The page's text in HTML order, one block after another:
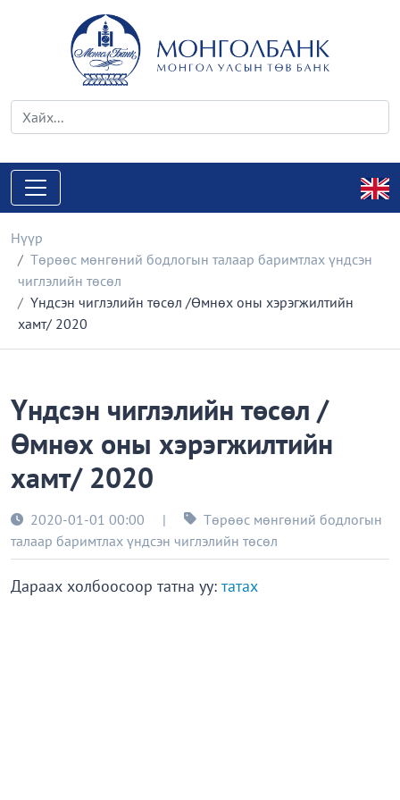
Нүүр
Төрөөс мөнгөний бодлогын талаар баримтлах үндсэн
чиглэлийн төсөл
Үндсэн чиглэлийн төсөл /Өмнөх оны хэрэгжилтийн
хамт/ 2020
Үндсэн чиглэлийн төсөл /
Өмнөх оны хэрэгжилтийн
хамт/ 2020
2020-01-01 00:00 |
Төрөөс мөнгөний бодлогын
талаар баримтлах үндсэн чиглэлийн төсөл
Дараах холбоосоор татна уу: татах